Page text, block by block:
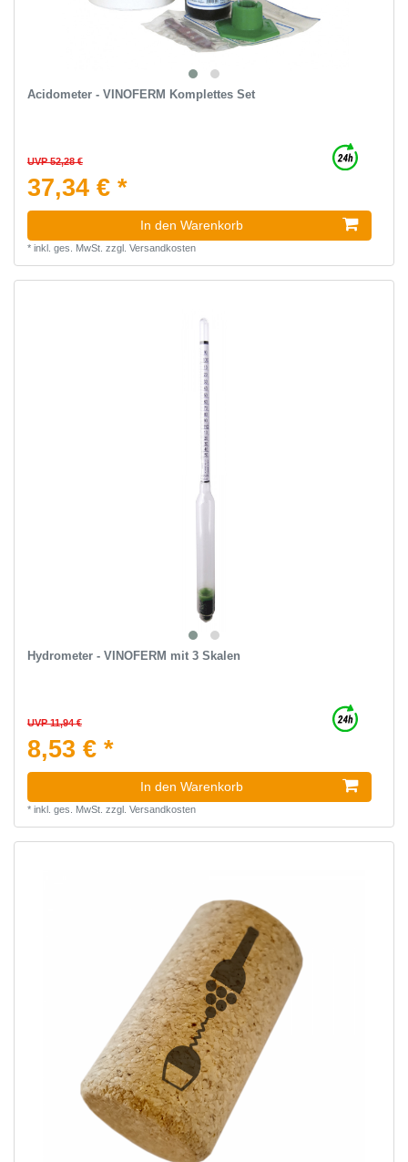
Acidometer - VINOFERM Komplettes Set
UVP 52,28 €
37,34 € *
In den Warenkorb
* inkl. ges. MwSt. zzgl. Versandkosten
Hydrometer - VINOFERM mit 3 Skalen
UVP 11,94 €
8,53 € *
In den Warenkorb
* inkl. ges. MwSt. zzgl. Versandkosten